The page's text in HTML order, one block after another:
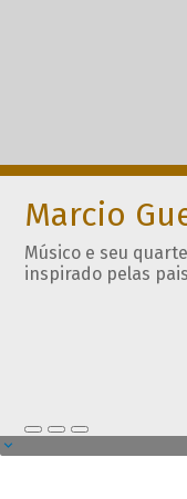
Marcio
Músico e seu
inspirado pelas